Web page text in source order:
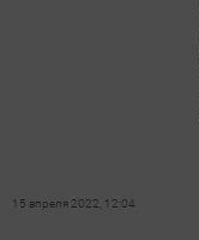
15 апреля 2022, 12:04